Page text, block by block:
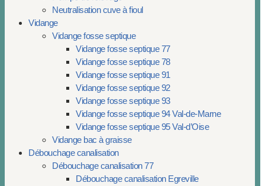
Neutralisation cuve à fioul
Vidange
Vidange fosse septique
Vidange fosse septique 77
Vidange fosse septique 78
Vidange fosse septique 91
Vidange fosse septique 92
Vidange fosse septique 93
Vidange fosse septique 94 Val-de-Marne
Vidange fosse septique 95 Val-d’Oise
Vidange bac à graisse
Débouchage canalisation
Débouchage canalisation 77
Débouchage canalisation Egreville